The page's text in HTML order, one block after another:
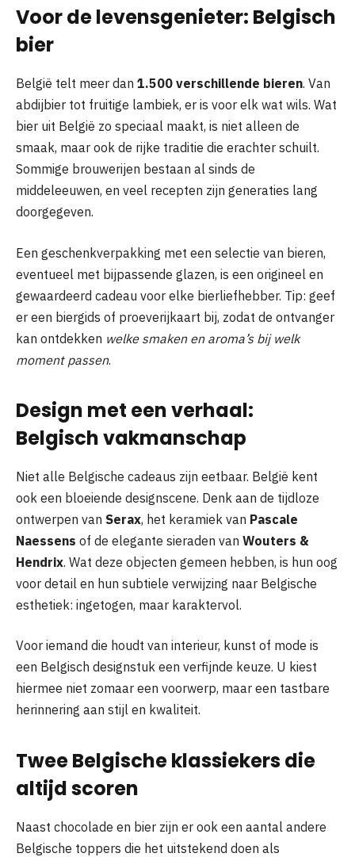
Voor de levensgenieter: Belgisch
bier
België telt meer dan 1.500 verschillende bieren. Van
abdijbier tot fruitige lambiek, er is voor elk wat wils. Wat
bier uit België zo speciaal maakt, is niet alleen de
smaak, maar ook de rijke traditie die erachter schuilt.
Sommige brouwerijen bestaan al sinds de
middeleeuwen, en veel recepten zijn generaties lang
doorgegeven.
Een geschenkverpakking met een selectie van bieren,
eventueel met bijpassende glazen, is een origineel en
gewaardeerd cadeau voor elke bierliefhebber. Tip: geef
er een biergids of proeverijkaart bij, zodat de ontvanger
kan ontdekken welke smaken en aroma’s bij welk
moment passen.
Design met een verhaal:
Belgisch vakmanschap
Niet alle Belgische cadeaus zijn eetbaar. België kent
ook een bloeiende designscene. Denk aan de tijdloze
ontwerpen van Serax, het keramiek van Pascale
Naessens of de elegante sieraden van Wouters &
Hendrix. Wat deze objecten gemeen hebben, is hun oog
voor detail en hun subtiele verwijzing naar Belgische
esthetiek: ingetogen, maar karaktervol.
Voor iemand die houdt van interieur, kunst of mode is
een Belgisch designstuk een verfijnde keuze. U kiest
hiermee niet zomaar een voorwerp, maar een tastbare
herinnering aan stijl en kwaliteit.
Twee Belgische klassiekers die
altijd scoren
Naast chocolade en bier zijn er ook een aantal andere
Belgische toppers die het uitstekend doen als